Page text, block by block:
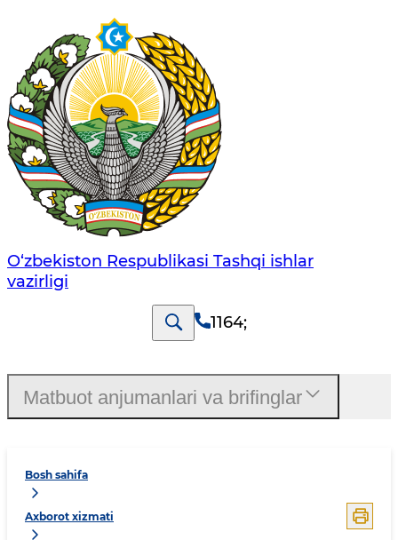
O‘zbеkistоn Rеspublikаsi Tashqi ishlаr
vаzirligi
1164;
Bosh sahifa
Axborot xizmati
Matbuot anjumanlari va brifinglar